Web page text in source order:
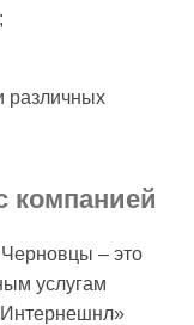
различных
компанией
– это
услугам
Интернешнл»